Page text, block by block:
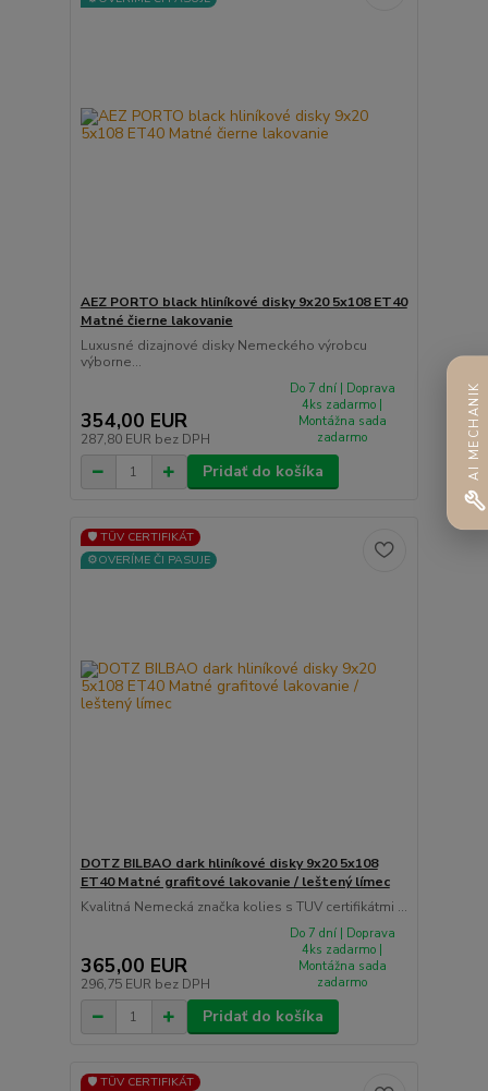
AEZ PORTO black hliníkové disky 9x20 5x108 ET40
Matné čierne lakovanie
Luxusné dizajnové disky Nemeckého výrobcu
výborne...
354,00 EUR
287,80 EUR bez DPH
Do 7 dní | Doprava
4ks zadarmo |
Montážna sada
zadarmo
Pridať do košíka
🛡️ TÜV CERTIFIKÁT
⚙️OVERÍME ČI PASUJE
DOTZ BILBAO dark hliníkové disky 9x20 5x108
ET40 Matné grafitové lakovanie / leštený límec
Kvalitná Nemecká značka kolies s TUV certifikátmi ...
365,00 EUR
296,75 EUR bez DPH
Do 7 dní | Doprava
4ks zadarmo |
Montážna sada
zadarmo
Pridať do košíka
🛡️ TÜV CERTIFIKÁT
AI MECHANIK